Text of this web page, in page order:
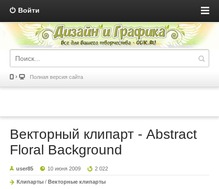
Войти
Полная версия сайта
Векторный клипарт - Abstract
Floral Background
user85 10 июня 2009 2 022
Клипарты / Векторные клипарты